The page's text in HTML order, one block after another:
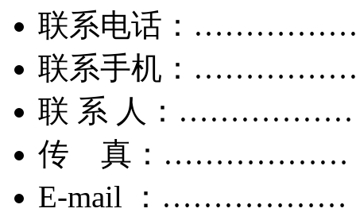
联系电话：
联系手机：
联 系 人：
传 真：………………
E-mail ：………………